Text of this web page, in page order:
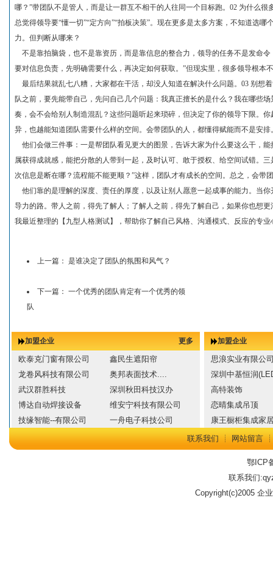
哪？”带团队不是管人，而是让一群互不相干的人往同一个目标跑。02 为什么
总觉得领导要“懂一切”“定方向”“拍板决策”。现在更多是太多方案，不知道选
力。但判断从哪来？
不是靠拍脑袋，也不是靠资历，而是靠信息的整合力，领导的任务不是发命
要对信息负责，先明确需要什么，再决定如何获取。”但现实里，很多领导根本
最后结果就乱七八糟，大家都在干活，却没人知道在解决什么问题。03 别想
队之前，要先能带自己，先问自己几个问题：我真正擅长的是什么？我在哪些
奏，会不会给别人制造混乱？这些问题听起来琐碎，但决定了你的领导下限。
异，也越能知道团队需要什么样的空间。会带团队的人，都懂得赋能而不是安排
他们会做三件事：一是帮团队看见更大的图景，告诉大家为什么要这么干，
属获得成就感，能把分散的人带到一起，及时认可、敢于授权、给空间试错。
次信息是断在哪？流程能不能更顺？”这样，团队才有成长的空间。总之，会带
他们靠的是理解的深度、责任的厚度，以及让别人愿意一起成事的能力。当你
导力的路。带人之前，得先了解人；了解人之前，得先了解自己，如果你也想
我最近整理的【九型人格测试】，帮助你了解自己风格、沟通模式、反应的专业
上一篇： 是谁决定了团队的氛围和风气？
下一篇： 一个优秀的团队肯定有一个优秀的领
队
加盟企业 更多
欧泰克门窗有限公司
龙卷风科技有限公司
武汉群胜科技
博达自动焊接设备
技缘智能--有限公司
鑫民生遮阳帘
奥邦表面技术....
深圳秋田科技汉办
维安宁科技有限公司
一舟电子科技公司
加盟企业
思浪实业有限公
深圳中基恒润
高特装饰
恋晴集成吊顶
康王橱柜集成家
联系我们 ┊ 网站留言
鄂ICP
联系我们
Copyright(c)2005 企